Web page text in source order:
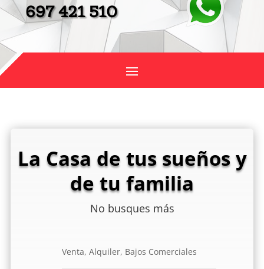
697 421 510
La Casa de tus sueños y
de tu familia
No busques más
Venta, Alquiler, Bajos Comerciales